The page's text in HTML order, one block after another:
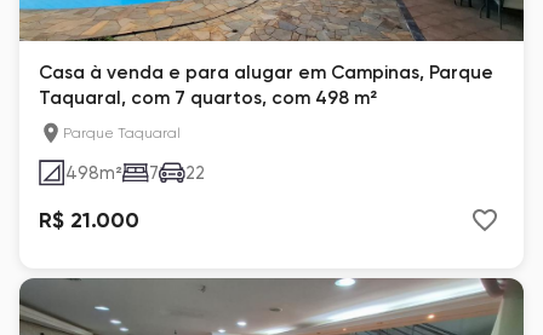
Casa à venda e para alugar em Campinas, Parque
Taquaral, com 7 quartos, com 498 m²
Parque Taquaral
498m² 7 22
R$ 21.000